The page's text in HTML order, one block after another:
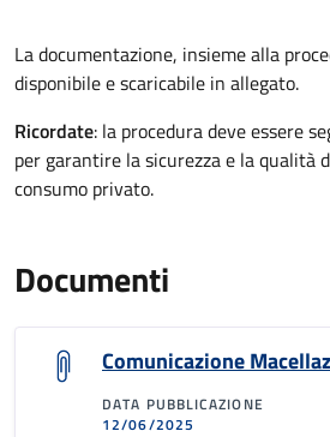
La documentazione, insieme alla
disponibile e scaricabile in allegato.
Ricordate: la procedura deve essere
per garantire la sicurezza e la qualità
consumo privato.
Documenti
Comunicazione
DATA PUBBLICAZIONE
12/06/2025